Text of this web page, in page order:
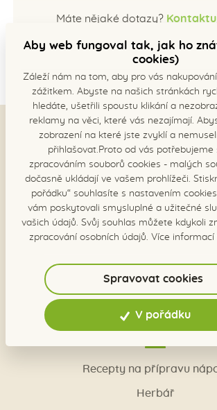
Máte nějaké dotazy?
Sdílet na Facebook
Náš sortiment
Sirupy klasik
Sirup premium
Sirupy BIO
Limitované edice
Recepty a herbář
Recepty na přípravu
Herbář
Aby web fungoval tak, jak ho
cookies)
Záleží nám na tom, aby pro vás
zážitkem. Abyste na našich stránkách
hledáte, ušetřili spoustu klikání a
reklamy na věci, které vás nezajímají.
zobrazení na které jste zvyklí a
přihlašovat.Proto od vás potřebujeme
zpracováním souborů cookies - malých
dočasně ukládají ve vašem prohlížeči.
pořádku“ souhlasíte s nastavením
vám poskytovali smysluplné a užitečné
vašich údajů. Svůj souhlas můžete kdykoli
zpracování osobních údajů. Více informací
Spravovat cookies
V pořádku